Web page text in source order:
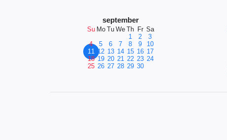
september
Su Mo Tu We Th Fr Sa
1
2
3
4
5 6 7 8 9
10
11 12 13 14 15 16 17
18 19 20 21 22 23 24
25 26 27 28 29 30